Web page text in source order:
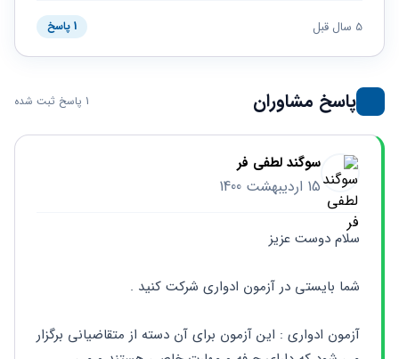
طلاق
حقوقی
خانواده
حقوقی
کسب
و کار
سئو و
سایت
شرکت
5 سال قبل 1 پاسخ
پاسخ مشاوران 1 پاسخ ثبت شده
سوگند لطفی فر
15 اردیبهشت 1400
سلام دوست عزیز
شما بایستی در آزمون ادواری شرکت کنید .